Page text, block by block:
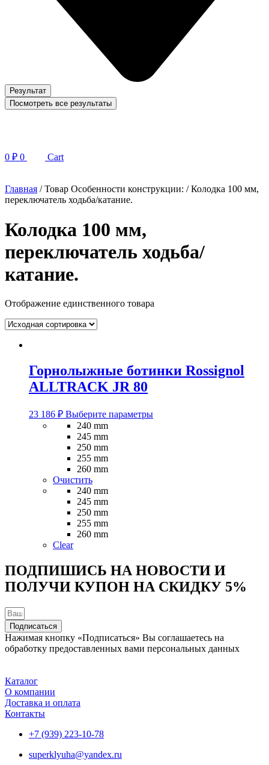
Результат
Посмотреть все результаты
0 ₽ 0 Cart
Главная / Товар Особенности конструкции: / Колодка 100 мм,
переключатель ходьба/катание.
Колодка 100 мм,
переключатель ходьба/
катание.
Отображение единственного товара
Горнолыжные ботинки Rossignol
ALLTRACK JR 80
23 186 ₽ Выберите параметрыЭтот
240 mm
245 mm
250 mm
255 mm
260 mm
Очистить
240 mm
245 mm
250 mm
255 mm
260 mm
Clear
ПОДПИШИСЬ НА НОВОСТИ И
ПОЛУЧИ КУПОН НА СКИДКУ 5%
Подписаться
Нажимая кнопку «Подписаться» Вы соглашаетесь на
обработку предоставленных вами персональных данных
Каталог
О компании
Доставка и оплата
Контакты
+7 (939) 223-10-78
superklyuha@yandex.ru